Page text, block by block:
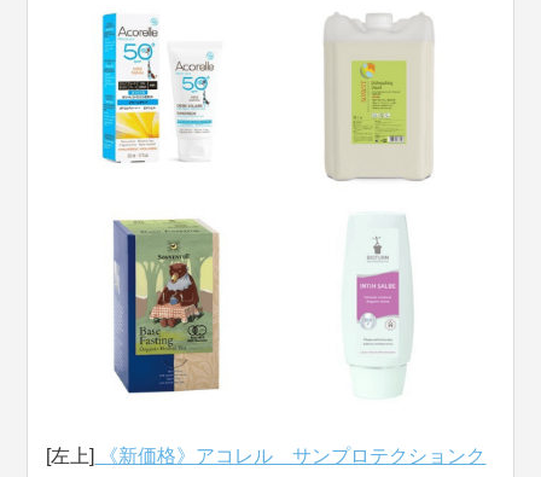
[左上]
《新価格》アコレル サンプロテクションク